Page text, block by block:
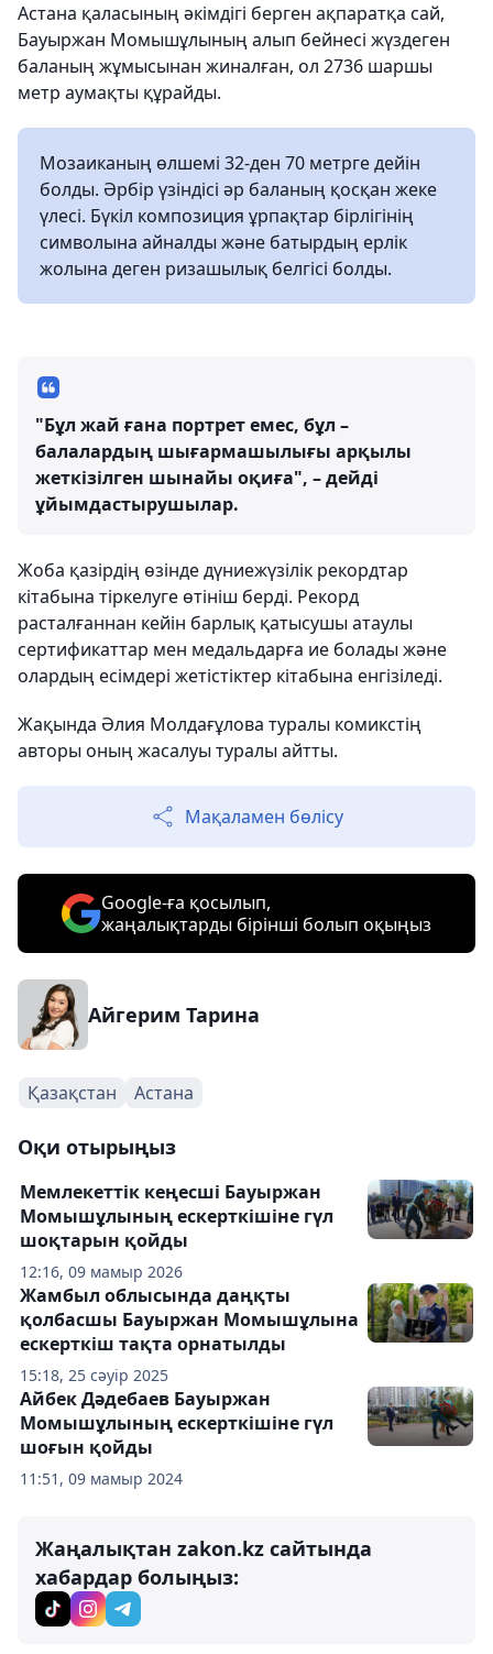
Астана қаласының әкімдігі берген ақпаратқа сай,
Бауыржан Момышұлының алып бейнесі жүздеген
баланың жұмысынан жиналған, ол 2736 шаршы
метр аумақты құрайды.
Мозаиканың өлшемі 32-ден 70 метрге дейін
болды. Әрбір үзіндісі әр баланың қосқан жеке
үлесі. Бүкіл композиция ұрпақтар бірлігінің
символына айналды және батырдың ерлік
жолына деген ризашылық белгісі болды.
"Бұл жай ғана портрет емес, бұл –
балалардың шығармашылығы арқылы
жеткізілген шынайы оқиға", – дейді
ұйымдастырушылар.
Жоба қазірдің өзінде дүниежүзілік рекордтар
кітабына тіркелуге өтініш берді. Рекорд
расталғаннан кейін барлық қатысушы атаулы
сертификаттар мен медальдарға ие болады және
олардың есімдері жетістіктер кітабына енгізіледі.
Жақында Әлия Молдағұлова туралы комикстің
авторы оның жасалуы туралы айтты.
Мақаламен бөлісу
Google-ға қосылып,
жаңалықтарды бірінші болып оқыңыз
Айгерим Тарина
Қазақстан Астана
Оқи отырыңыз
12:16, 09 мамыр 2026
Мемлекеттік кеңесші Бауыржан
Момышұлының ескерткішіне гүл
шоқтарын қойды
15:18, 25 сәуір 2025
Жамбыл облысында даңқты
қолбасшы Бауыржан Момышұлына
ескерткіш тақта орнатылды
11:51, 09 мамыр 2024
Айбек Дәдебаев Бауыржан
Момышұлының ескерткішіне гүл
шоғын қойды
Жаңалықтан zakon.kz сайтында
хабардар болыңыз: